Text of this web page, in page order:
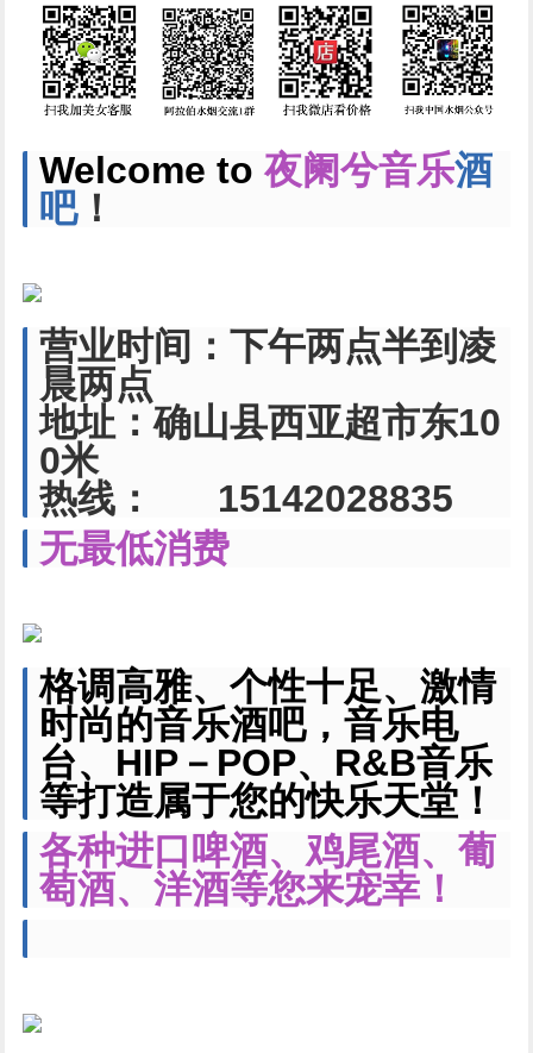
Welcome to 夜阑兮音乐酒
吧！
营业时间：下午两点半到凌
晨两点
地址：确山县西亚超市东10
0米
热线： 15142028835
无最低消费
格调高雅、个性十足、激情
时尚的音乐酒吧，音乐电
台、HIP－POP、R&B音乐
等打造属于您的快乐天堂！
各种进口啤酒、鸡尾酒、葡
萄酒、洋酒等您来宠幸！